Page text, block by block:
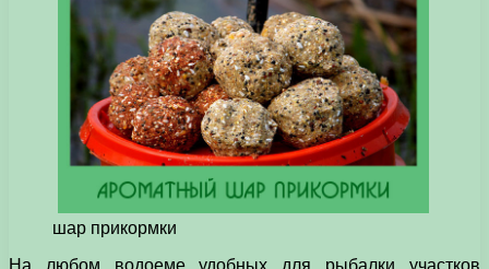
шар прикормки
На любом водоеме удобных для рыбалки участков